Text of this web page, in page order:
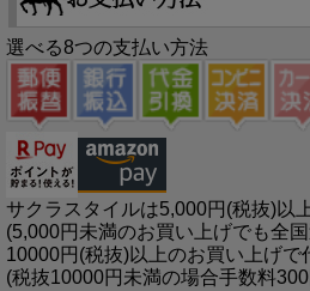
選べる8つの支払い方法
サクラスタイルは5,000円(税抜)以
(5,000円未満のお買い上げでも全
10000円(税抜)以上のお買い上げで
(税抜10000円未満の場合手数料